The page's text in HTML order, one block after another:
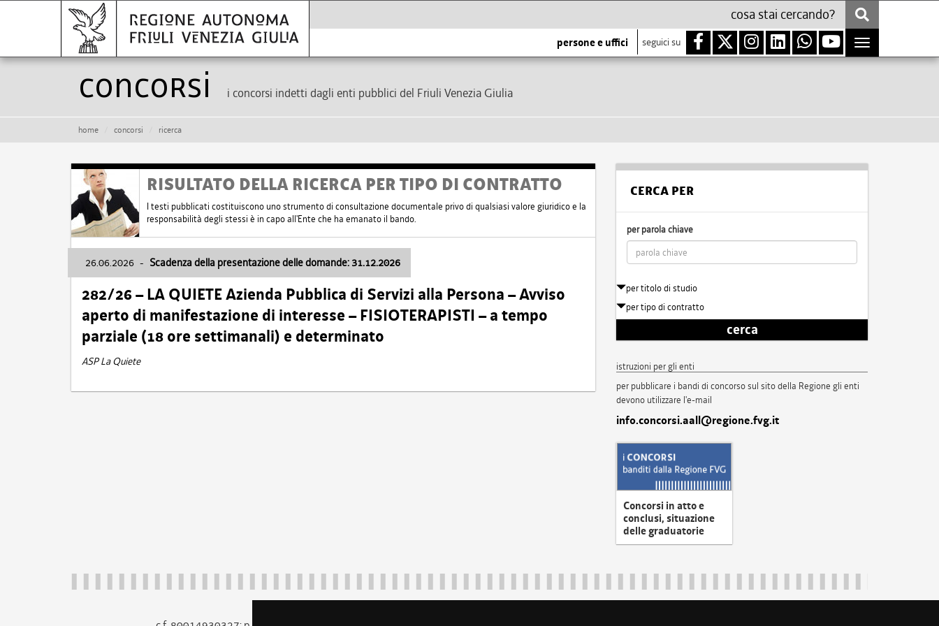
persone e uffici seguici su
Toggle
navigation
Concorsi i concorsi indetti dagli enti pubblici del Friuli Venezia Giulia
home concorsi ricerca
RISULTATO DELLA RICERCA PER TIPO DI CONTRATTO
I testi pubblicati costituiscono uno strumento di consultazione documentale privo di qualsiasi valore giuridico e la
responsabilità degli stessi è in capo all'Ente che ha emanato il bando.
26.06.2026 - Scadenza della presentazione delle domande: 31.12.2026
282/26 – LA QUIETE Azienda Pubblica di Servizi alla Persona – Avviso
aperto di manifestazione di interesse – FISIOTERAPISTI – a tempo
parziale (18 ore settimanali) e determinato
ASP La Quiete
CERCA PER
per parola chiave
per titolo di studio
per tipo di contratto
cerca
istruzioni per gli enti
per pubblicare i bandi di concorso sul sito della Regione gli enti
devono utilizzare l'e-mail
info.concorsi.aall@regione.fvg.it
Concorsi in atto e
conclusi, situazione
delle graduatorie